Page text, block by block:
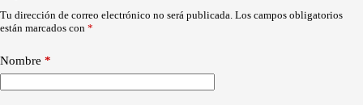
Tu dirección de correo electrónico no será publicada. Los campos obligatorios
están marcados con *
Nombre *